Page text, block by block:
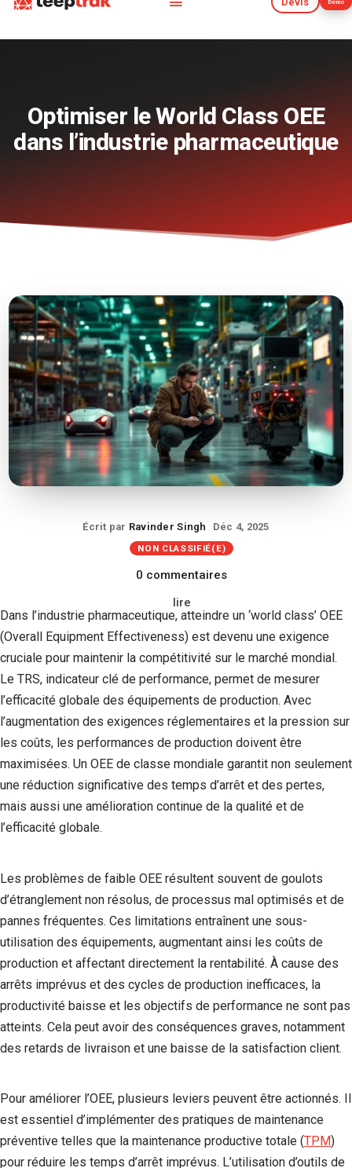
Démo
Devis Démo
Optimiser le World Class OEE
dans l’industrie pharmaceutique
Écrit par Ravinder Singh Déc 4, 2025
NON CLASSIFIÉ(E)
0 commentaires
lire
Dans l’industrie pharmaceutique, atteindre un ‘world class’ OEE
(Overall Equipment Effectiveness) est devenu une exigence
cruciale pour maintenir la compétitivité sur le marché mondial.
Le TRS, indicateur clé de performance, permet de mesurer
l’efficacité globale des équipements de production. Avec
l’augmentation des exigences réglementaires et la pression sur
les coûts, les performances de production doivent être
maximisées. Un OEE de classe mondiale garantit non seulement
une réduction significative des temps d’arrêt et des pertes,
mais aussi une amélioration continue de la qualité et de
l’efficacité globale.
Les problèmes de faible OEE résultent souvent de goulots
d’étranglement non résolus, de processus mal optimisés et de
pannes fréquentes. Ces limitations entraînent une sous-
utilisation des équipements, augmentant ainsi les coûts de
production et affectant directement la rentabilité. À cause des
arrêts imprévus et des cycles de production inefficaces, la
productivité baisse et les objectifs de performance ne sont pas
atteints. Cela peut avoir des conséquences graves, notamment
des retards de livraison et une baisse de la satisfaction client.
Pour améliorer l’OEE, plusieurs leviers peuvent être actionnés. Il
est essentiel d’implémenter des pratiques de maintenance
préventive telles que la maintenance productive totale (TPM)
pour réduire les temps d’arrêt imprévus. L’utilisation d’outils de